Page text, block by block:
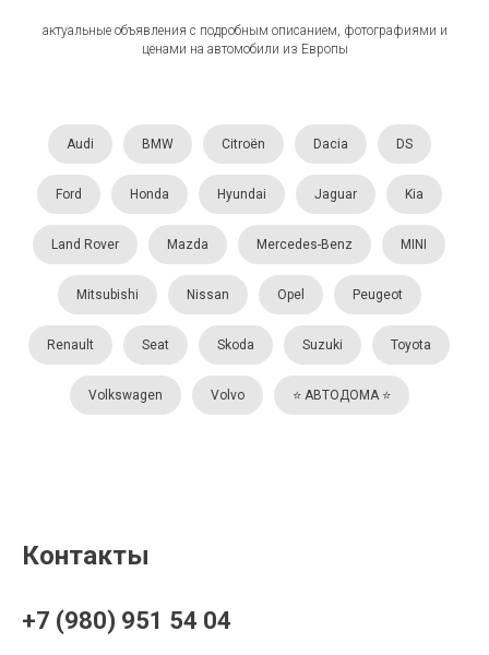
актуальные объявления с подробным описанием, фотографиями и
ценами на автомобили из Европы
Audi BMW Citroën Dacia DS
Ford Honda Hyundai Jaguar Kia
Land Rover Mazda Mercedes-Benz MINI
Mitsubishi Nissan Opel Peugeot
Renault Seat Skoda Suzuki Toyota
Volkswagen Volvo ⭐️ АВТОДОМА ⭐️
Контакты
+7 (980) 951 54 04